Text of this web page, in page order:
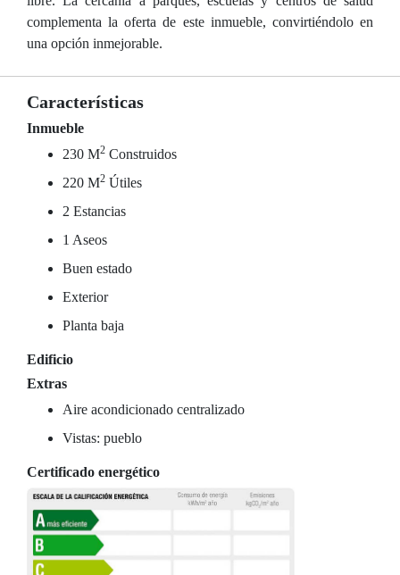
complementa la oferta de este inmueble, convirtiéndolo en
una opción inmejorable.
Características
Inmueble
230 M2 Construidos
220 M2 Útiles
2 Estancias
1 Aseos
Buen estado
Exterior
Planta baja
Edificio
Extras
Aire acondicionado centralizado
Vistas: pueblo
Certificado energético